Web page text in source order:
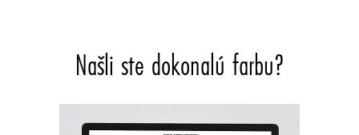
Našli ste dokonalú farbu?